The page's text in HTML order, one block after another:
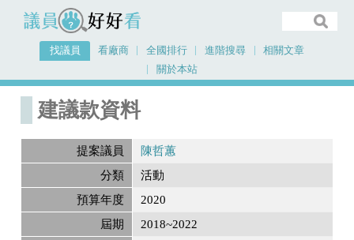
議員好好看
找議員 看廠商 全國排行 進階搜尋
相關文章
關於本站
首頁
建議款資料
提案議員
陳哲蕙
分類
活動
預算年度
2020
屆期
2018~2022